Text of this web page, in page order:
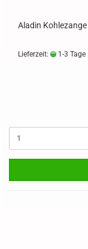
Aladin
Lieferzeit: 1-3 Tage